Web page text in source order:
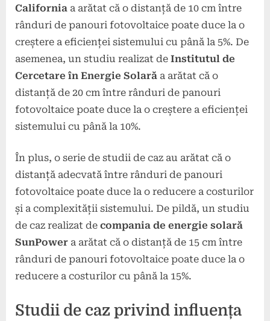
California a arătat că o distanță de 10 cm între
rânduri de panouri fotovoltaice poate duce la o
creștere a eficienței sistemului cu până la 5%. De
asemenea, un studiu realizat de Institutul de
Cercetare în Energie Solară a arătat că o
distanță de 20 cm între rânduri de panouri
fotovoltaice poate duce la o creștere a eficienței
sistemului cu până la 10%.
În plus, o serie de studii de caz au arătat că o
distanță adecvată între rânduri de panouri
fotovoltaice poate duce la o reducere a costurilor
și a complexității sistemului. De pildă, un studiu
de caz realizat de compania de energie solară
SunPower a arătat că o distanță de 15 cm între
rânduri de panouri fotovoltaice poate duce la o
reducere a costurilor cu până la 15%.
Studii de caz privind influența